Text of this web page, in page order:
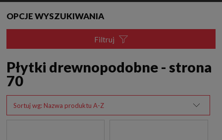
OPCJE WYSZUKIWANIA
Filtruj
Płytki drewnopodobne - strona
70
Sortuj wg: Nazwa produktu A-Z